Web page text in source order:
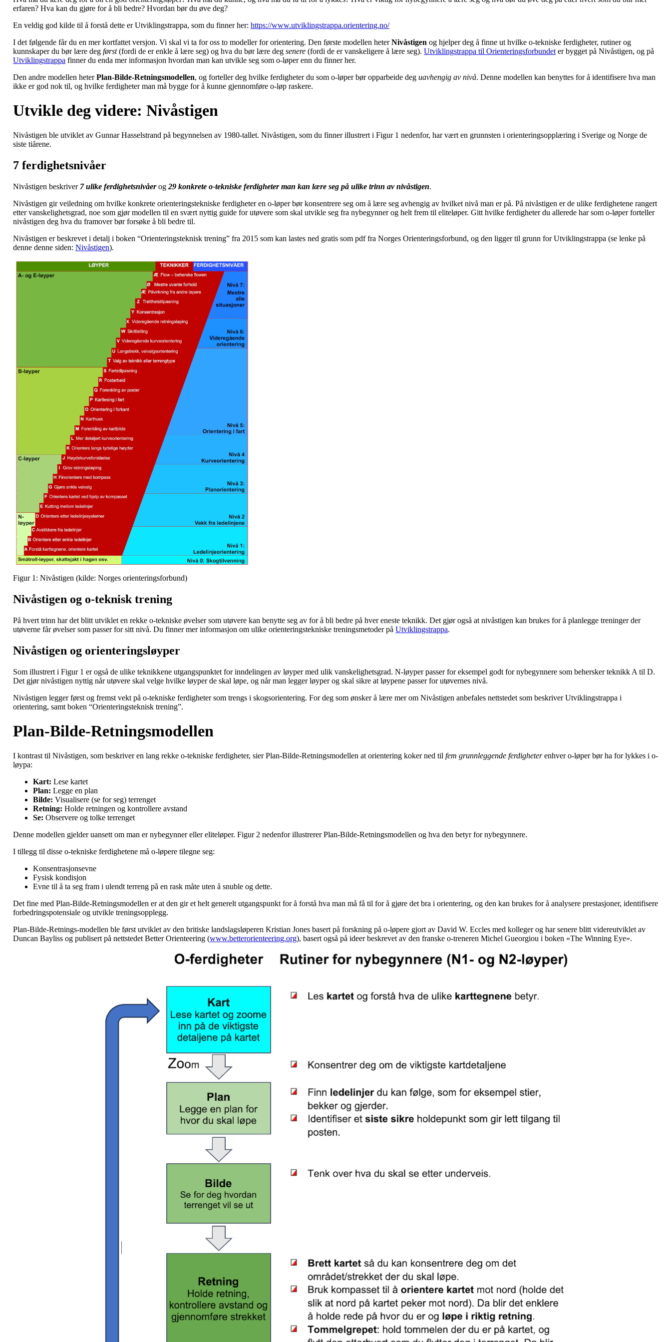
erfaren? Hva kan du gjøre for å bli bedre? Hvordan bør du øve deg?
En veldig god kilde til å forstå dette er Utviklingstrappa, som du finner her: https://www.utviklingstrappa.orientering.no/
I det følgende får du en mer kortfattet versjon. Vi skal vi ta for oss to modeller for orientering. Den første modellen heterNivåstigen og hjelper deg å finne ut hvilke o-tekniske ferdigheter, rutiner og
kunnskaper du bør lære deg først(fordi de er enkle å lære seg) og hva du bør lære deg senere (fordi de er vanskeligere å lære seg). Utviklingstrappa til Orienteringsforbundet er bygget på Nivåstigen, og på
Utviklingstrappa finner du enda mer informasjon hvordan man kan utvikle seg som o-løper enn du finner her.
Den andre modellen heterPlan-Bilde-Retningsmodellen, og forteller deg hvilke ferdigheter du som o-løper bør opparbeide deg uavhengig av nivå. Denne modellen kan benyttes for å identifisere hva man
ikke er god nok til, og hvilke ferdigheter man må bygge for å kunne gjennomføre o-løp raskere.
Utvikle deg videre: Nivåstigen
Nivåstigen ble utviklet av Gunnar Hasselstrand på begynnelsen av 1980-tallet. Nivåstigen, som du finner illustrert i Figur 1 nedenfor, har vært en grunnsten i orienteringsopplæring i Sverige og Norge de
siste tiårene.
7 ferdighetsnivåer
Nivåstigen beskriver 7 ulike ferdighetsnivåerog 29 konkrete o-tekniske ferdigheter man kan lære seg på ulike trinn av nivåstigen.
Nivåstigen gir veiledning om hvilke konkrete orienteringstekniske ferdigheter en o-løper bør konsentrere seg om å lære seg avhengig av hvilket nivå man er på. På nivåstigen er de ulike ferdighetene rangert
etter vanskelighetsgrad, noe som gjør modellen til en svært nyttig guide for utøvere som skal utvikle seg fra nybegynner og helt frem til eliteløper. Gitt hvilke ferdigheter du allerede har som o-løper forteller
nivåstigen deg hva du framover bør forsøke å bli bedre til.
Nivåstigen er beskrevet i detalj i boken “Orienteringsteknisk trening” fra 2015 som kan lastes ned gratis som pdf fra Norges Orienteringsforbund, og den ligger til grunn for Utviklingstrappa (se lenke på
denne denne siden: Nivåstigen).
Figur 1: Nivåstigen (kilde: Norges orienteringsforbund)
Nivåstigen og o-teknisk trening
På hvert trinn har det blitt utviklet en rekke o-tekniske øvelser som utøvere kan benytte seg av for å bli bedre på hver eneste teknikk. Det gjør også at nivåstigen kan brukes for å planlegge treninger der
utøverne får øvelser som passer for sitt nivå. Du finner mer informasjon om ulike orienteringstekniske treningsmetoder på Utviklingstrappa.
Nivåstigen og orienteringsløyper
Som illustrert i Figur 1 er også de ulike teknikkene utgangspunktet for inndelingen av løyper med ulik vanskelighetsgrad. N-løyper passer for eksempel godt for nybegynnere som behersker teknikk A til D.
Det gjør nivåstigen nyttig når utøvere skal velge hvilke løyper de skal løpe, og når man legger løyper og skal sikre at løypene passer for utøvernes nivå.
Nivåstigen legger først og fremst vekt på o-tekniske ferdigheter som trengs i skogsorientering. For deg som ønsker å lære mer om Nivåstigen anbefales nettstedet som beskriver Utviklingstrappa i
orientering, samt boken “Orienteringsteknisk trening”.
Plan-Bilde-Retningsmodellen
I kontrast til Nivåstigen, som beskriver en lang rekke o-tekniske ferdigheter, sier Plan-Bilde-Retningsmodellen at orientering koker ned til fem grunnleggende ferdigheterenhver o-løper bør ha for lykkes i o-
løypa:
Kart: Lese kartet
Plan: Legge en plan
Bilde: Visualisere (se for seg) terrenget
Retning: Holde retningen og kontrollere avstand
Se: Observere og tolke terrenget
Denne modellen gjelder uansett om man er nybegynner eller eliteløper. Figur 2 nedenfor illustrerer Plan-Bilde-Retningsmodellen og hva den betyr for nybegynnere.
I tillegg til disse o-tekniske ferdighetene må o-løpere tilegne seg:
Konsentrasjonsevne
Fysisk kondisjon
Evne til å ta seg fram i ulendt terreng på en rask måte uten å snuble og dette.
Det fine med Plan-Bilde-Retningsmodellen er at den gir et helt generelt utgangspunkt for å forstå hva man må få til for å gjøre det bra i orientering, og den kan brukes for å analysere prestasjoner, identifisere
forbedringspotensiale og utvikle treningsopplegg.
Plan-Bilde-Retnings-modellen ble først utviklet av den britiske landslagsløperen Kristian Jones basert på forskning på o-løpere gjort av David W. Eccles med kolleger og har senere blitt videreutviklet av
Duncan Bayliss og publisert på nettstedet Better Orienteering (www.betterorienteering.org), basert også på ideer beskrevet av den franske o-treneren Michel Gueorgiou i boken «The Winning Eye».